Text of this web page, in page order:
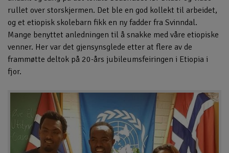
rullet over storskjermen. Det ble en god kollekt til arbeidet,
og et etiopisk skolebarn fikk en ny fadder fra Svinndal.
Mange benyttet anledningen til å snakke med våre etiopiske
venner. Her var det gjensynsglede etter at flere av de
frammøtte deltok på 20-års jubileumsfeiringen i Etiopia i
fjor.